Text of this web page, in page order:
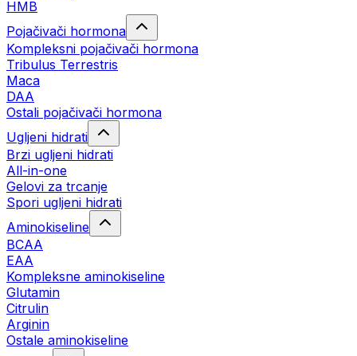
HMB
Pojačivači hormona
Kompleksni pojačivači hormona
Tribulus Terrestris
Maca
DAA
Ostali pojačivači hormona
Ugljeni hidrati
Brzi ugljeni hidrati
All-in-one
Gelovi za trcanje
Spori ugljeni hidrati
Aminokiseline
BCAA
ЕАА
Kompleksne aminokiseline
Glutamin
Citrulin
Arginin
Ostale aminokiseline